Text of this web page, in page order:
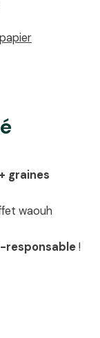
graines
waouh
responsable!